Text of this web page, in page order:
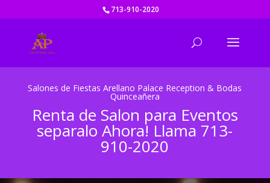
713-910-2020
Salones de Fiestas Arellano Palace Reception & Bodas
Quinceañera
Renta de Salon para Eventos
separalo Ahora! Llama 713-
910-2020